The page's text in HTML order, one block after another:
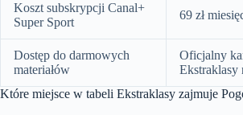
Koszt subskrypcji Canal+
Super Sport
69 zł
Dostęp do darmowych
materiałów
Oficjalny
Ekstraklasy
Które miejsce w tabeli Ekstraklasy zajmuje